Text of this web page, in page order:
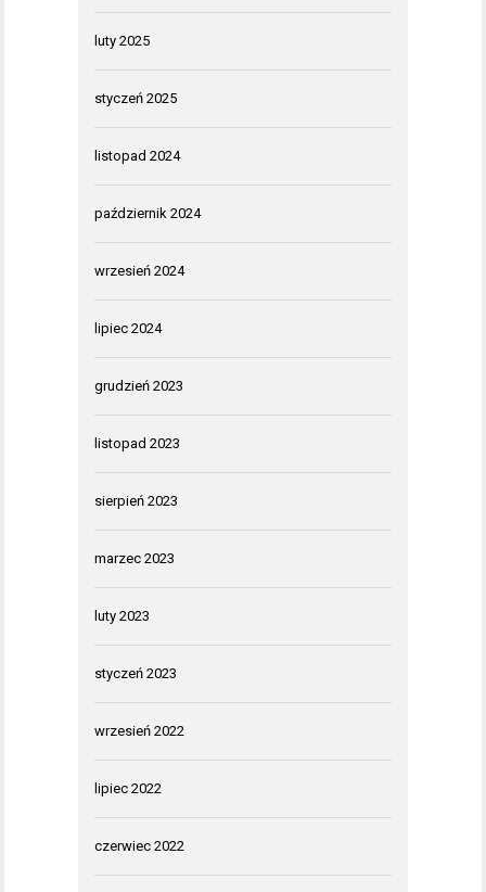
luty 2025
styczeń 2025
listopad 2024
październik 2024
wrzesień 2024
lipiec 2024
grudzień 2023
listopad 2023
sierpień 2023
marzec 2023
luty 2023
styczeń 2023
wrzesień 2022
lipiec 2022
czerwiec 2022